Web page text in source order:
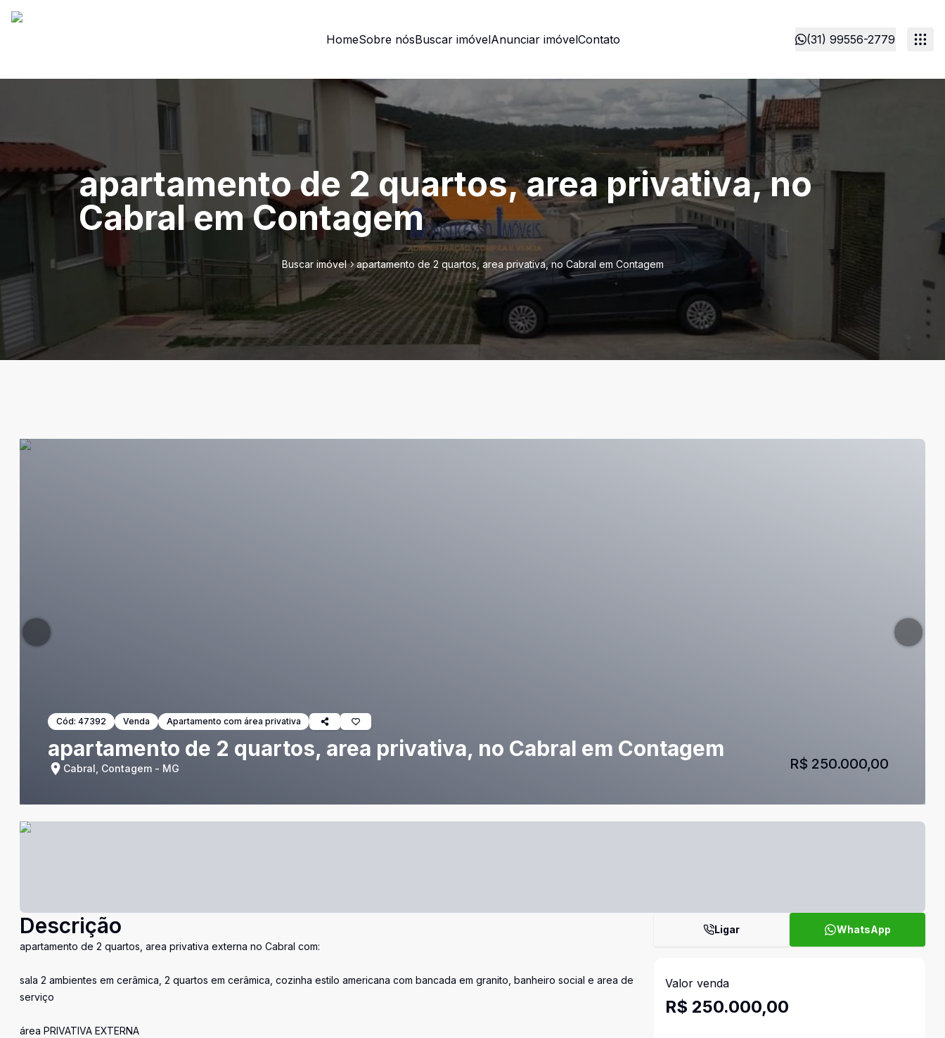
HomeSobre nósBuscar imóvelAnunciar imóvelContato (31) 99556-2779
apartamento de 2 quartos, area privativa, no
Cabral em Contagem
Buscar imóvel apartamento de 2 quartos, area privativa, no Cabral em Contagem
Cód: 47392 Venda Apartamento com área privativa
apartamento de 2 quartos, area privativa, no Cabral em Contagem
Cabral, Contagem - MG R$ 250.000,00
Descrição
apartamento de 2 quartos, area privativa externa no Cabral com:
sala 2 ambientes em cerâmica, 2 quartos em cerâmica, cozinha estilo americana com bancada em granito, banheiro social e area de
serviço
área PRIVATIVA EXTERNA
Ligar WhatsApp
Valor venda
R$ 250.000,00